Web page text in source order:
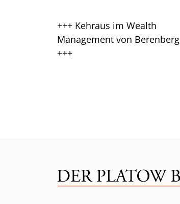
+++ Kehraus im Wealth
Management von Berenberg
+++